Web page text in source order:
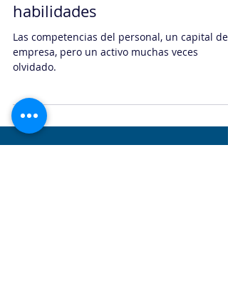
Cuál es la diferencia entre
capital humano y recursos
humanos: El inventario de
habilidades
Las competencias del personal, un capital de
empresa, pero un activo muchas veces
olvidado.